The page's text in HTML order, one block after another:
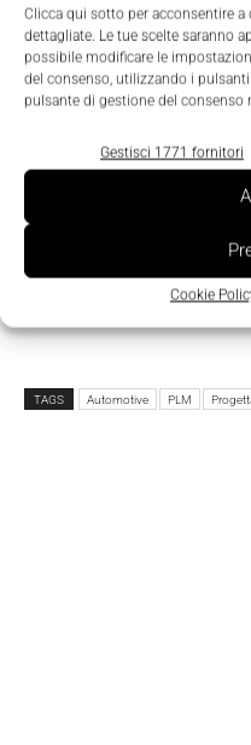
Clicca qui sotto per acconsentire
dettagliate. Le tue scelte saranno
possibile modificare le
del consenso, utilizzando i
pulsante di gestione del consenso
Gestisci 1771 fornitori
Cookie
eccezionali", commenta
presidente e Ceo di Ptc.
digitaleche
TAGS Automotive PLM